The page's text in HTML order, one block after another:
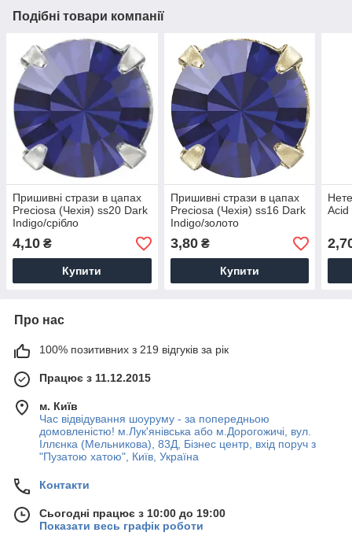
Подібні товари компанії
Пришивні стрази в цапах
Preciosa (Чехія) ss20 Dark
Indigo/срібло
4,10 ₴
Купити
Пришивні стрази в цапах
Preciosa (Чехія) ss16 Dark
Indigo/золото
3,80₴
Купити
Acid
Про нас
100% позитивних з 219 відгуків за рік
Працює з 11.12.2015
м. Київ
Час відвідування шоуруму - за попередньою
домовленістю! м.Лук'янівська або м.Дорогожичі, вул.
Іллєнка (Мельникова), 83Д, Бізнес центр, вхід поруч з
"Пузатою хатою", Київ, Україна
Контакти
Сьогодні працює з 10:00 до 19:00
Показати весь графік роботи